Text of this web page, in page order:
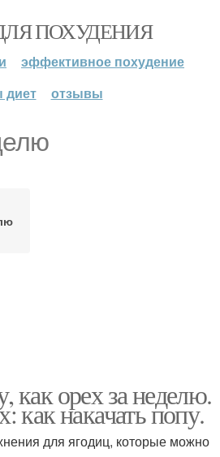
ПОХУДЕНИЯ
эффективное похудение
диет
отзывы
как орех за неделю.
как накачать попу.
для ягодиц, которые можно